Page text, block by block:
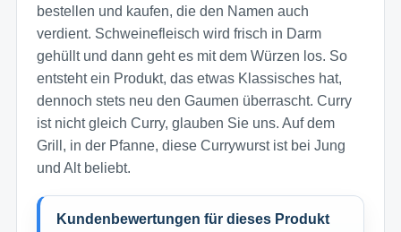
bestellen und kaufen, die den Namen auch
verdient. Schweinefleisch wird frisch in Darm
gehüllt und dann geht es mit dem Würzen los. So
entsteht ein Produkt, das etwas Klassisches hat,
dennoch stets neu den Gaumen überrascht. Curry
ist nicht gleich Curry, glauben Sie uns. Auf dem
Grill, in der Pfanne, diese Currywurst ist bei Jung
und Alt beliebt.
Kundenbewertungen für dieses Produkt